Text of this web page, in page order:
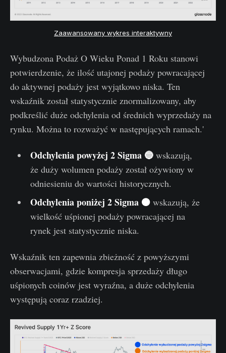
Zaawansowany wykres interaktywny
Wybudzona Podaż O Wieku Ponad 1 Roku stanowi
potwierdzenie, że ilość utajonej podaży powracającej
do aktywnej podaży jest wyjątkowo niska. Ten
wskaźnik został statystycznie znormalizowany, aby
podkreślić duże odchylenia od średnich wyprzedaży na
rynku. Można to rozważyć w następujących ramach.'
Odchylenia powyżej 2 Sigma 🔵wskazują,
że duży wolumen podaży został ożywiony w
odniesieniu do wartości historycznych.
Odchylenia poniżej 2 Sigma 🟠wskazują, że
wielkość uśpionej podaży powracającej na
rynek jest statystycznie niska.
Wskaźnik ten zapewnia zbieżność z powyższymi
obserwacjami, gdzie kompresja sprzedaży długo
uśpionych coinów jest wyraźna, a duże odchylenia
występują coraz rzadziej.